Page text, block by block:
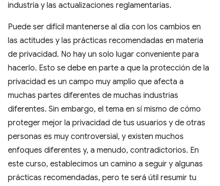
industria y las actualizaciones reglamentarias.
Puede ser difícil mantenerse al día con los cambios en
las actitudes y las prácticas recomendadas en materia
de privacidad. No hay un solo lugar conveniente para
hacerlo. Esto se debe en parte a que la protección de la
privacidad es un campo muy amplio que afecta a
muchas partes diferentes de muchas industrias
diferentes. Sin embargo, el tema en sí mismo de cómo
proteger mejor la privacidad de tus usuarios y de otras
personas es muy controversial, y existen muchos
enfoques diferentes y, a menudo, contradictorios. En
este curso, establecimos un camino a seguir y algunas
prácticas recomendadas, pero te será útil resumir tu